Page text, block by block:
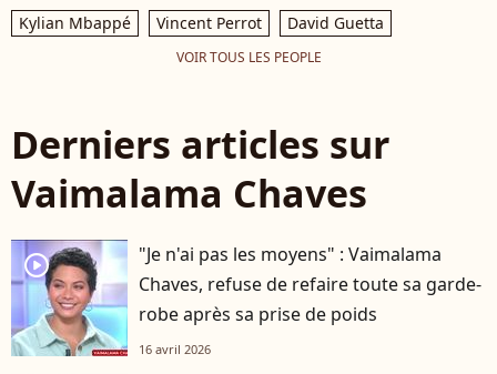
Kylian Mbappé
Vincent Perrot David Guetta
VOIR TOUS LES PEOPLE
Derniers articles sur
Vaimalama Chaves
player2
"Je n'ai pas les moyens" : Vaimalama
Chaves, refuse de refaire toute sa garde-
robe après sa prise de poids
16 avril 2026